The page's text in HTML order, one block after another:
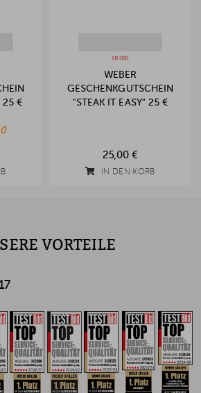
25 €
WEBER
GESCHENKGUTSCHEIN
"STEAK IT EASY" 25 €
25,00 €
IN DEN KORB
VORTEILE